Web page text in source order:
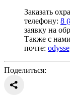
Заказать
телефону: 8
заявку на
Также с
почте:
Поделиться: